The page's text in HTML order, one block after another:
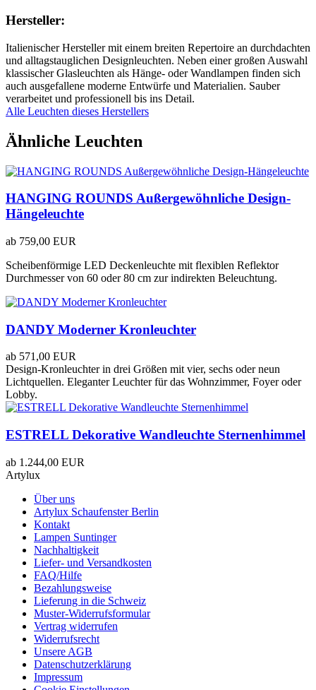
Hersteller:
Italienischer Hersteller mit einem breiten Repertoire an durchdachten
und alltagstauglichen Designleuchten. Neben einer großen Auswahl
klassischer Glasleuchten als Hänge- oder Wandlampen finden sich
auch ausgefallene moderne Entwürfe und Materialien. Sauber
verarbeitet und professionell bis ins Detail.
Alle Leuchten dieses Herstellers
Ähnliche Leuchten
HANGING ROUNDS Außergewöhnliche Design-
Hängeleuchte
ab 759,00 EUR
Scheibenförmige LED Deckenleuchte mit flexiblen Reflektor
Durchmesser von 60 oder 80 cm zur indirekten Beleuchtung.
DANDY Moderner Kronleuchter
ab 571,00 EUR
Design-Kronleuchter in drei Größen mit vier, sechs oder neun
Lichtquellen. Eleganter Leuchter für das Wohnzimmer, Foyer oder
Lobby.
ESTRELL Dekorative Wandleuchte Sternenhimmel
ab 1.244,00 EUR
Artylux
Über uns
Artylux Schaufenster Berlin
Kontakt
Lampen Suntinger
Nachhaltigkeit
Liefer- und Versandkosten
FAQ/Hilfe
Bezahlungsweise
Lieferung in die Schweiz
Muster-Widerrufsformular
Vertrag widerrufen
Widerrufsrecht
Unsere AGB
Datenschutzerklärung
Impressum